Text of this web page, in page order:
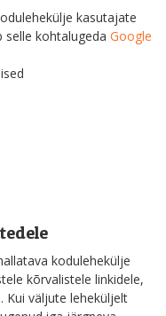
kasutajate
selle kohtalugeda Google
kodulehekülje
kõrvalistele linkidele,
Kui väljute leheküljelt